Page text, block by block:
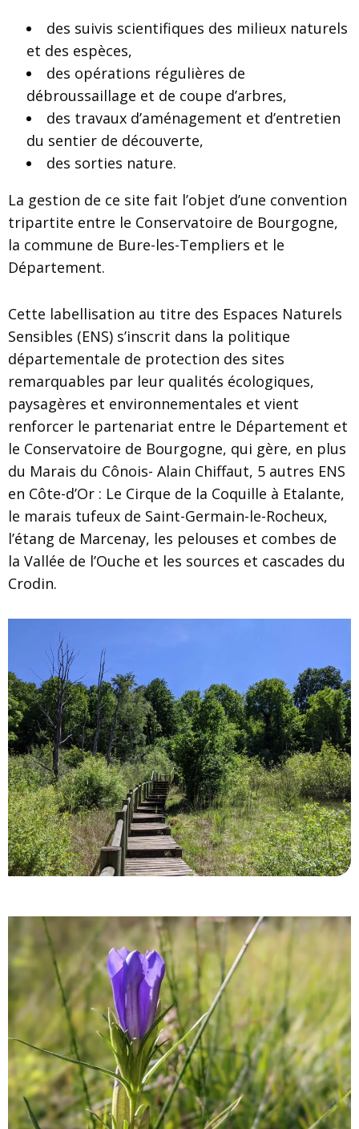
des suivis scientifiques des milieux naturels
et des espèces,
des opérations régulières de
débroussaillage et de coupe d’arbres,
des travaux d’aménagement et d’entretien
du sentier de découverte,
des sorties nature.
La gestion de ce site fait l’objet d’une convention
tripartite entre le Conservatoire de Bourgogne,
la commune de Bure-les-Templiers et le
Département.
Cette labellisation au titre des Espaces Naturels
Sensibles (ENS) s’inscrit dans la politique
départementale de protection des sites
remarquables par leur qualités écologiques,
paysagères et environnementales et vient
renforcer le partenariat entre le Département et
le Conservatoire de Bourgogne, qui gère, en plus
du Marais du Cônois- Alain Chiffaut, 5 autres ENS
en Côte-d’Or : Le Cirque de la Coquille à Etalante,
le marais tufeux de Saint-Germain-le-Rocheux,
l’étang de Marcenay, les pelouses et combes de
la Vallée de l’Ouche et les sources et cascades du
Crodin.